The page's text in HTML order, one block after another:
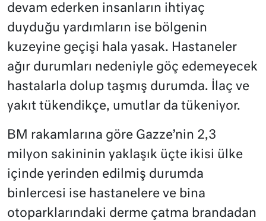
devam ederken insanların ihtiyaç
duyduğu yardımların ise bölgenin
kuzeyine geçişi hala yasak. Hastaneler
ağır durumları nedeniyle göç edemeyecek
hastalarla dolup taşmış durumda. İlaç ve
yakıt tükendikçe, umutlar da tükeniyor.
BM rakamlarına göre Gazze’nin 2,3
milyon sakininin yaklaşık üçte ikisi ülke
içinde yerinden edilmiş durumda
binlercesi ise hastanelere ve bina
otoparklarındaki derme çatma brandadan